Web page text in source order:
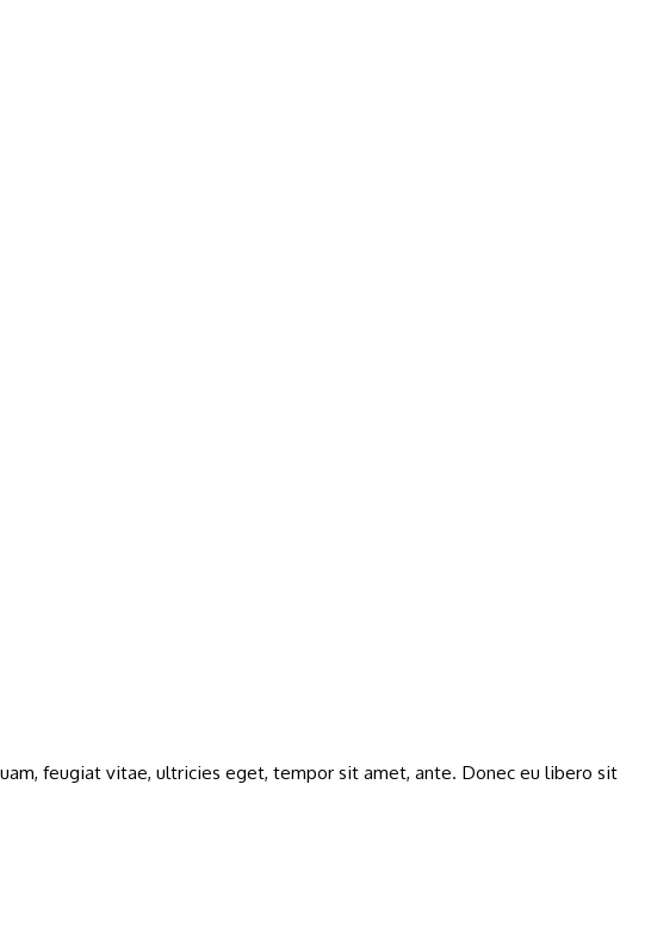
feugiat vitae, ultricies eget, tempor sit amet, ante. Donec eu libero sit